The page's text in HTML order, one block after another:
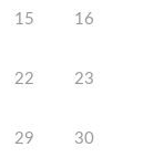
15 16
22 23
29 30